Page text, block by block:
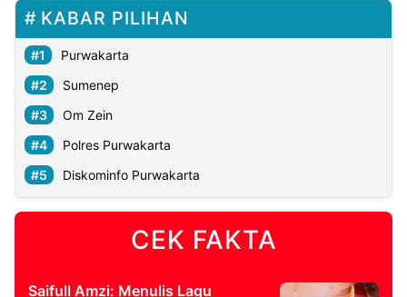
KABAR PILIHAN
Purwakarta
Sumenep
Om Zein
Polres Purwakarta
Diskominfo Purwakarta
CEK FAKTA
Saifull Amzi: Menulis Lagu